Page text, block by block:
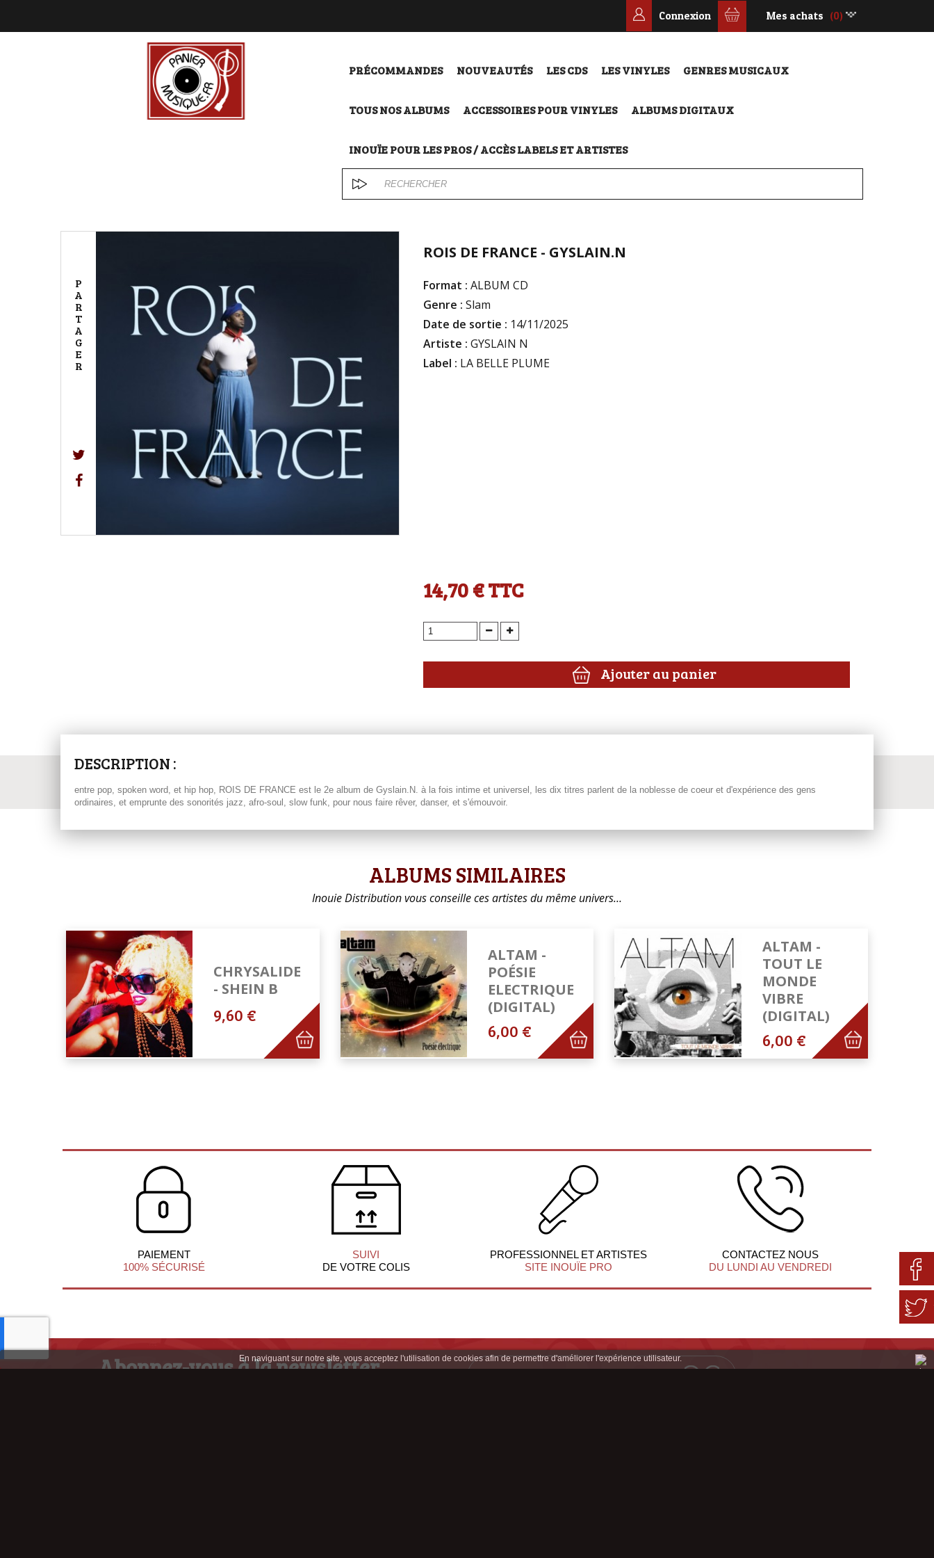
Mes achats (0)
Connexion
PRÉCOMMANDES NOUVEAUTÉS LES CDS LES VINYLES GENRES MUSICAUX
TOUS NOS ALBUMS ACCESSOIRES POUR VINYLES ALBUMS DIGITAUX
INOUÏE POUR LES PROS / ACCÈS LABELS ET ARTISTES
En naviguant sur notre site, vous acceptez l'utilisation de cookies afin de permettre d'améliorer l'expérience utilisateur.
P
A
R
T
A
G
E
R
ROIS DE FRANCE - GYSLAIN.N
Format : ALBUM CD
Genre : Slam
Date de sortie : 14/11/2025
Artiste : GYSLAIN N
Label : LA BELLE PLUME
14,70 €TTC
Ajouter au panier
DESCRIPTION :
entre pop, spoken word, et hip hop, ROIS DE FRANCE est le 2e album de Gyslain.N. à la fois intime et universel, les dix titres parlent de la noblesse de coeur et d'expérience des gens
ordinaires, et emprunte des sonorités jazz, afro-soul, slow funk, pour nous faire rêver, danser, et s'émouvoir.
ALBUMS SIMILAIRES
Inouie Distribution vous conseille ces artistes du même univers…
CHRYSALIDE
- SHEIN B
9,60 €
ALTAM -
POÉSIE
ELECTRIQUE
(DIGITAL)
6,00 €
ALTAM -
TOUT LE
MONDE
VIBRE
(DIGITAL)
6,00 €
PAIEMENT
100% SÉCURISÉ
SUIVI
DE VOTRE COLIS
PROFESSIONNEL ET ARTISTES
SITE INOUÏE PRO
CONTACTEZ NOUS
DU LUNDI AU VENDREDI
Abonnez-vous à la newsletter